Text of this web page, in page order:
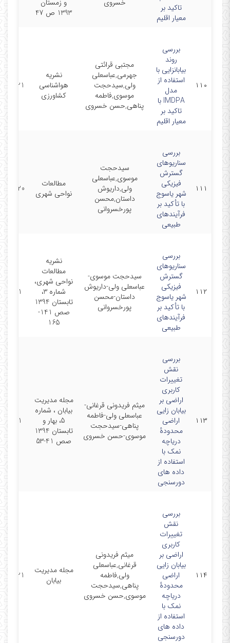
تاکید بر
معیار اقلیم
خسروی
و زمستان
1393 ص 47
۱۱۰
بررسی
روند
بیابانزایی با
استفاده از
مدل
IMDPA با
تاکید بر
معیار اقلیم
مجتبی قرائتی
جهرمی,عباسعلی
ولی,سیدحجت
موسوی,فاطمه
پناهی,حسن خسروی
نشریه
هواشناسی
کشاورزی
10/21
۱۱۱
بررسی
سناریوهای
گسترش
فیزیکی
شهر یاسوج
با تأکید بر
فرآیندهای
طبیعی
سیدحجت
موسوی,عباسعلی
ولی,داریوش
داستان,محسن
پورخسروانی
مطالعات
نواحی شهری
06/20
۱۱۲
بررسی
سناریوهای
گسترش
فیزیکی
شهر یاسوج
با تأکید بر
فرآیندهای
طبیعی
سیدحجت موسوی-
عباسعلی ولی-داریوش
داستان-محسن
پورخسروانی
نشریه
مطالعات
نواحی شهری،
شماره 3،
تابستان 1394
صص 141-
165
9-01
۱۱۳
بررسی
نقش
تغییرات
کاربری
اراضی بر
بیابان زایی
اراضی
محدودۀ
دریاچه
نمک با
استفاده از
داده های
دورسنجی
میثم فریدونی قرغانی-
عباسعلی ولی-فاطمه
پناهی-سیدحجت
موسوی-حسن خسروی
مجله مدیریت
بیابان ، شماره
5، بهار و
تابستان 1394
صص 41-53
6-01
۱۱۴
بررسی
نقش
تغییرات
کاربری
اراضی بر
بیابان زایی
اراضی
محدودۀ
دریاچه
نمک با
استفاده از
داده های
دورسنجی
میثم فریدونی
قرغانی,عباسعلی
ولی,فاطمه
پناهی,سیدحجت
موسوی,حسن خسروی
مجله مدیریت
بیابان
03/21